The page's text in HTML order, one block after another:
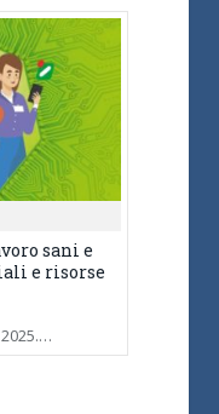
sani e
e risorse